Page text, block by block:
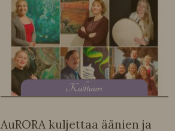
Kulttuuri
AuRORA kuljettaa äänien ja